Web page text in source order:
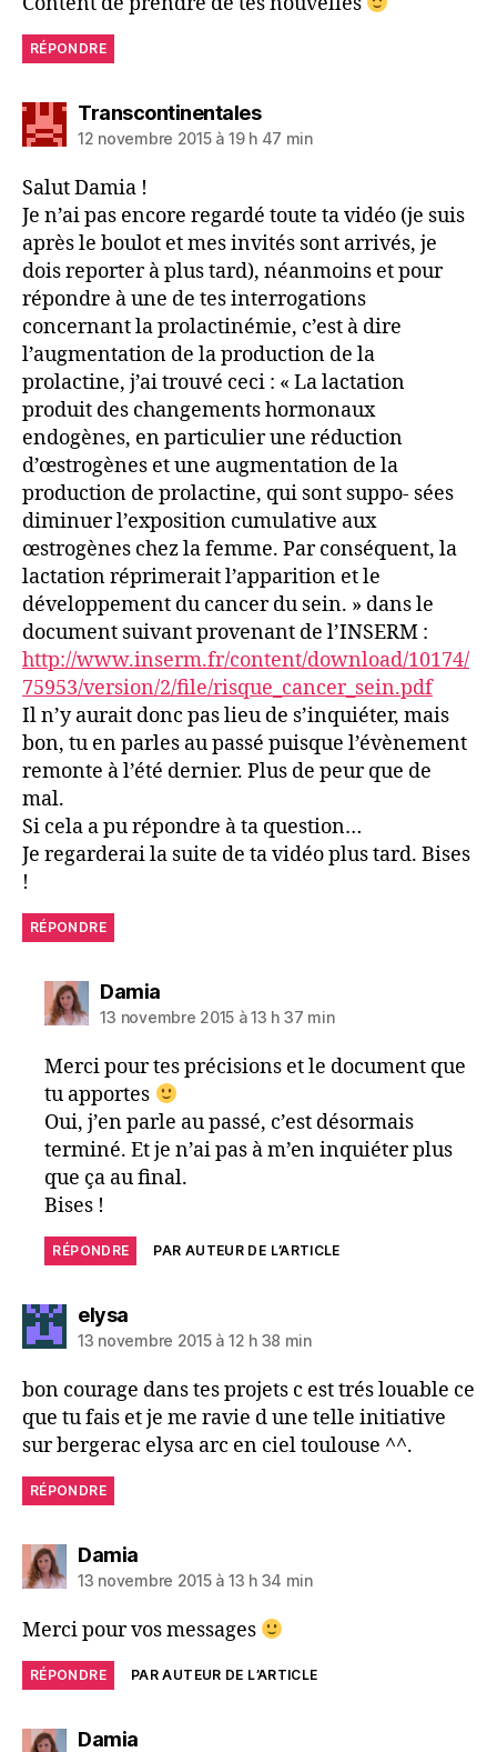
RÉPONDRE
Transcontinentalesdit :
12 novembre 2015 à 19 h 47 min
Salut Damia !
Je n’ai pas encore regardé toute ta vidéo (je suis
après le boulot et mes invités sont arrivés, je
dois reporter à plus tard), néanmoins et pour
répondre à une de tes interrogations
concernant la prolactinémie, c’est à dire
l’augmentation de la production de la
prolactine, j’ai trouvé ceci : « La lactation
produit des changements hormonaux
endogènes, en particulier une réduction
d’œstrogènes et une augmentation de la
production de prolactine, qui sont suppo- sées
diminuer l’exposition cumulative aux
œstrogènes chez la femme. Par conséquent, la
lactation réprimerait l’apparition et le
développement du cancer du sein. » dans le
document suivant provenant de l’INSERM :
http://www.inserm.fr/content/download/10174/
75953/version/2/file/risque_cancer_sein.pdf
Il n’y aurait donc pas lieu de s’inquiéter, mais
bon, tu en parles au passé puisque l’évènement
remonte à l’été dernier. Plus de peur que de
mal.
Si cela a pu répondre à ta question…
Je regarderai la suite de ta vidéo plus tard. Bises
!
RÉPONDRE
Damiadit :
13 novembre 2015 à 13 h 37 min
Merci pour tes précisions et le document que
tu apportes
Oui, j’en parle au passé, c’est désormais
terminé. Et je n’ai pas à m’en inquiéter plus
que ça au final.
Bises !
RÉPONDRE PAR AUTEUR DE L’ARTICLE
elysadit :
13 novembre 2015 à 12 h 38 min
bon courage dans tes projets c est trés louable ce
que tu fais et je me ravie d une telle initiative
sur bergerac elysa arc en ciel toulouse ^^.
RÉPONDRE
Damiadit :
13 novembre 2015 à 13 h 34 min
Merci pour vos messages
RÉPONDRE PAR AUTEUR DE L’ARTICLE
Damiadit :